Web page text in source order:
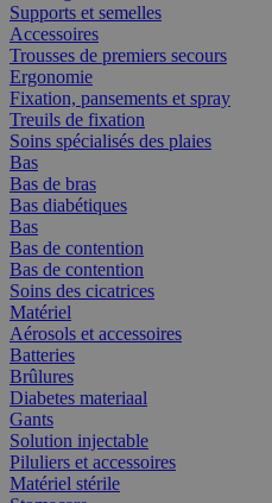
Supports et semelles
Accessoires
Trousses de premiers secours
Ergonomie
Fixation, pansements et spray
Treuils de fixation
Soins spécialisés des plaies
Bas
Bas de bras
Bas diabétiques
Bas
Bas de contention
Bas de contention
Soins des cicatrices
Matériel
Aérosols et accessoires
Batteries
Brûlures
Diabetes materiaal
Gants
Solution injectable
Piluliers et accessoires
Matériel stérile